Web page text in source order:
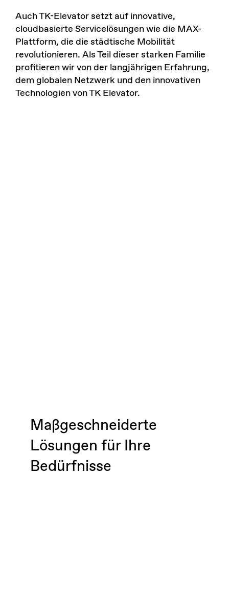
Auch TK-Elevator setzt auf innovative,
cloudbasierte Servicelösungen wie die MAX-
Plattform, die die städtische Mobilität
revolutionieren. Als Teil dieser starken Familie
profitieren wir von der langjährigen Erfahrung,
dem globalen Netzwerk und den innovativen
Technologien von TK Elevator.
Maßgeschneiderte
Lösungen für Ihre
Bedürfnisse